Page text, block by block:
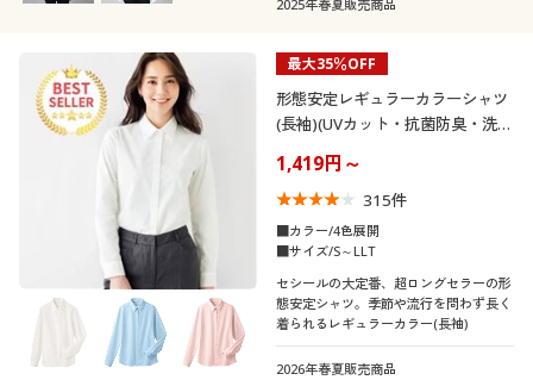
2025年春夏販売商品
最大35％OFF
形態安定レギュラーカラーシャツ
(長袖)(UVカット・抗菌防臭・洗濯
1,419円～
315件
■カラー/4色展開
■サイズ/S～LLT
セシールの大定番、超ロングセラーの形
態安定シャツ。季節や流行を問わず長く
着られるレギュラーカラー(長袖)
2026年春夏販売商品